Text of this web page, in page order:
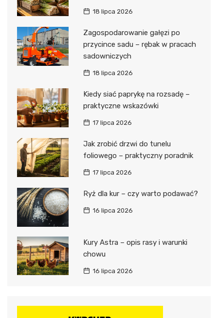
18 lipca 2026
Zagospodarowanie gałęzi po
przycince sadu – rębak w pracach
sadowniczych
18 lipca 2026
Kiedy siać paprykę na rozsadę –
praktyczne wskazówki
17 lipca 2026
Jak zrobić drzwi do tunelu
foliowego – praktyczny poradnik
17 lipca 2026
Ryż dla kur – czy warto podawać?
16 lipca 2026
Kury Astra – opis rasy i warunki
chowu
16 lipca 2026